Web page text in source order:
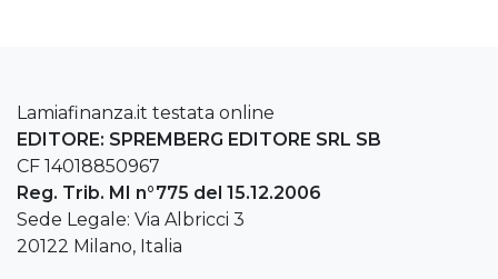
Lamiafinanza.it testata online
EDITORE: SPREMBERG EDITORE SRL SB
CF 14018850967
Reg. Trib. MI n°775 del 15.12.2006
Sede Legale: Via Albricci 3
20122 Milano, Italia